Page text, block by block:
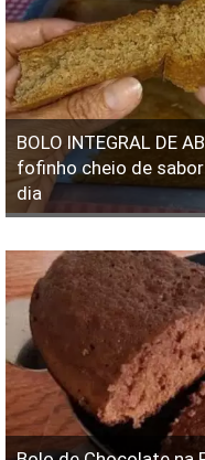
BOLO INTEGRAL DE
fofinho cheio de
dia